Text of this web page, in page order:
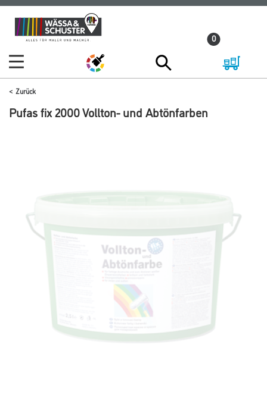
Zum
Inhalt
Zum
Navigationsmenü
0
Zurück
Pufas fix 2000 Vollton- und Abtönfarben